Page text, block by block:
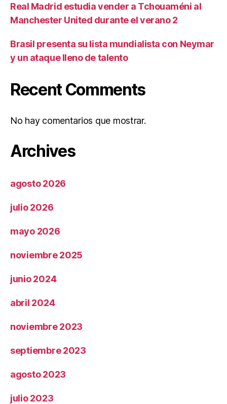
Real Madrid estudia vender a Tchouaméni al
Manchester United durante el verano 2
Brasil presenta su lista mundialista con Neymar
y un ataque lleno de talento
Recent Comments
No hay comentarios que mostrar.
Archives
agosto 2026
julio 2026
mayo 2026
noviembre 2025
junio 2024
abril 2024
noviembre 2023
septiembre 2023
agosto 2023
julio 2023